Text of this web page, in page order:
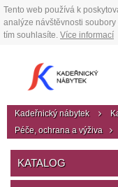
Tento web používá k
analýze návštěvnosti
tím souhlasíte. Více informací
Kadeřnický nábytek
Péče, ochrana a výživa
KATALOG